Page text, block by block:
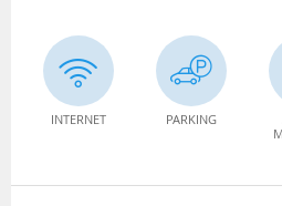
INTERNET PARKING